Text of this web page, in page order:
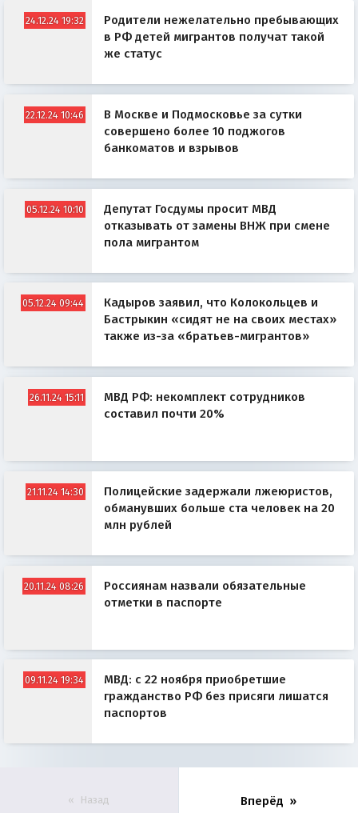
24.12.24 19:32
Родители нежелательно пребывающих
в РФ детей мигрантов получат такой
же статус
22.12.24 10:46
В Москве и Подмосковье за сутки
совершено более 10 поджогов
банкоматов и взрывов
05.12.24 10:10
Депутат Госдумы просит МВД
отказывать от замены ВНЖ при смене
пола мигрантом
05.12.24 09:44
Кадыров заявил, что Колокольцев и
Бастрыкин «сидят не на своих местах»
также из-за «братьев-мигрантов»
26.11.24 15:11
МВД РФ: некомплект сотрудников
составил почти 20%
21.11.24 14:30
Полицейские задержали лжеюристов,
обманувших больше ста человек на 20
млн рублей
20.11.24 08:26
Россиянам назвали обязательные
отметки в паспорте
09.11.24 19:34
МВД: с 22 ноября приобретшие
гражданство РФ без присяги лишатся
паспортов
Назад Вперёд